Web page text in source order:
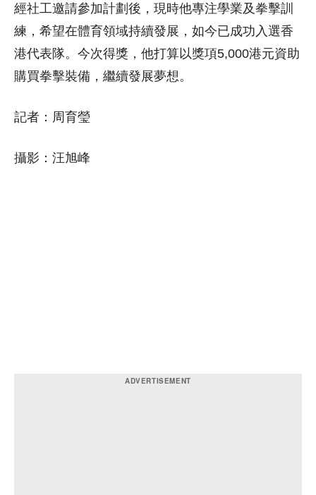
經社工邀請參加計劃後，現時他專注學業及拳擊訓
練，希望在體育領域持續發展，如今已成功入選香
港代表隊。今次得獎，他打算以獎項5,000港元資助
購買拳擊裝備，繼續發展夢想。
記者：周育瑩
攝影：汪旭峰